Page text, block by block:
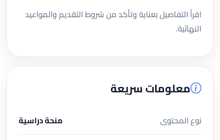
اقرأ التفاصيل بعناية وتأكد من شروط التقديم والمواعيد
النهائية.
معلومات سريعة
نوع المحتوى
منحة دراسية